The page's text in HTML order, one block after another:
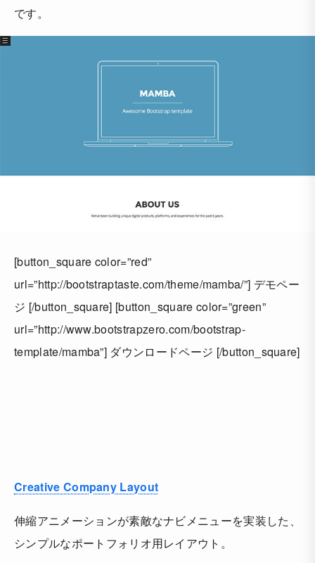
です。
[button_square color=”red”
url=”http://bootstraptaste.com/theme/mamba/”] デモペー
ジ [/button_square] [button_square color=”green”
url=”http://www.bootstrapzero.com/bootstrap-
template/mamba”] ダウンロードページ [/button_square]
Creative Company Layout
伸縮アニメーションが素敵なナビメニューを実装した、
シンプルなポートフォリオ用レイアウト。